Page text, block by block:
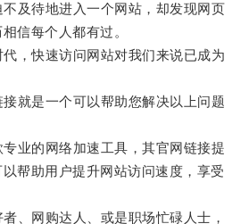
待地进入一个网站，却发现网页
信每个人都有过。
快速访问网站对我们来说已成为
是一个可以帮助您解决以上问题
的网络加速工具，其官网链接提
帮助用户提升网站访问速度，享受
网购达人、或是职场忙碌人士，